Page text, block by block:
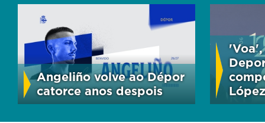
Angeliño volve ao Dépor
catorce anos despois
López